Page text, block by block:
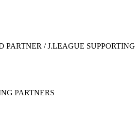
PARTNER / J.LEAGUE SUPPORTING
PARTNERS